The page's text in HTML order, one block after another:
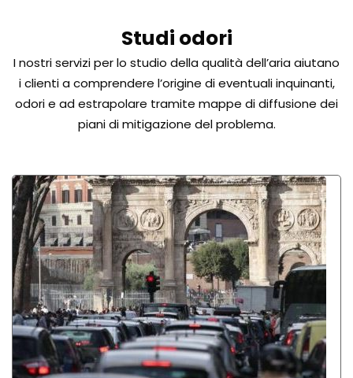
Studi odori
I nostri servizi per lo studio della qualità dell’aria aiutano
i clienti a comprendere l’origine di eventuali inquinanti,
odori e ad estrapolare tramite mappe di diffusione dei
piani di mitigazione del problema.